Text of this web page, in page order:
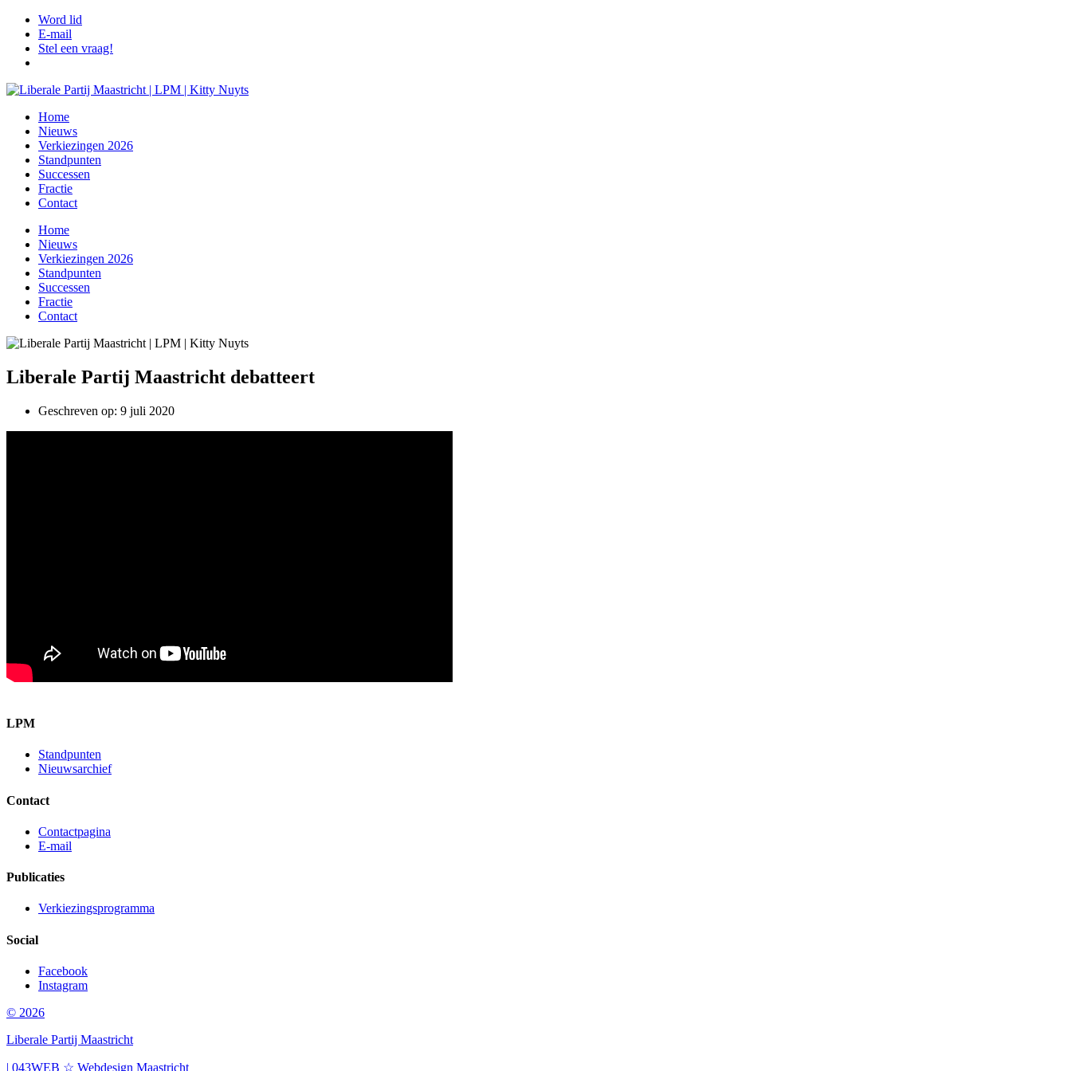
naar
inhoud
Word lid
E-mail
Stel een vraag!
Home
Nieuws
Verkiezingen 2026
Standpunten
Successen
Fractie
Contact
Home
Nieuws
Verkiezingen 2026
Standpunten
Successen
Fractie
Contact
Liberale Partij Maastricht debatteert
Geschreven op: 9 juli 2020
LPM
Standpunten
Nieuwsarchief
Contact
Contactpagina
E-mail
Publicaties
Verkiezingsprogramma
Social
Facebook
Instagram
© 2026
Liberale Partij Maastricht
| 043WEB ☆ Webdesign Maastricht